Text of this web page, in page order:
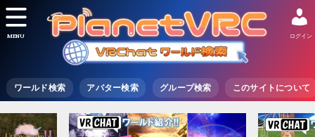
ワールド検索 アバター検索 グループ検索 このサイトについて
ログイン
MENU